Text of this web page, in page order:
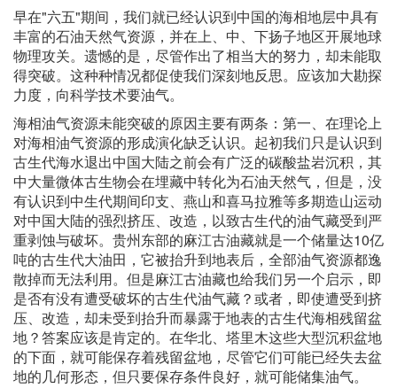
早在"六五"期间，我们就已经认识到中国的海相地层中具有
丰富的石油天然气资源，并在上、中、下扬子地区开展地球
物理攻关。遗憾的是，尽管作出了相当大的努力，却未能取
得突破。这种种情况都促使我们深刻地反思。应该加大勘探
力度，向科学技术要油气。
海相油气资源未能突破的原因主要有两条：第一、在理论上
对海相油气资源的形成演化缺乏认识。起初我们只是认识到
古生代海水退出中国大陆之前会有广泛的碳酸盐岩沉积，其
中大量微体古生物会在埋藏中转化为石油天然气，但是，没
有认识到中生代期间印支、燕山和喜马拉雅等多期造山运动
对中国大陆的强烈挤压、改造，以致古生代的油气藏受到严
重剥蚀与破坏。贵州东部的麻江古油藏就是一个储量达10亿
吨的古生代大油田，它被抬升到地表后，全部油气资源都逸
散掉而无法利用。但是麻江古油藏也给我们另一个启示，即
是否有没有遭受破坏的古生代油气藏？或者，即使遭受到挤
压、改造，却未受到抬升而暴露于地表的古生代海相残留盆
地？答案应该是肯定的。在华北、塔里木这些大型沉积盆地
的下面，就可能保存着残留盆地，尽管它们可能已经失去盆
地的几何形态，但只要保存条件良好，就可能储集油气。